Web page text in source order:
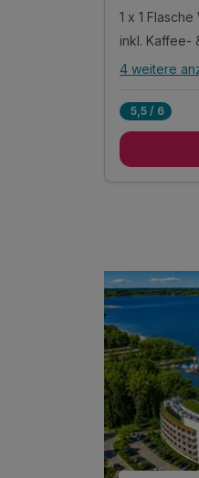
1 x 1
inkl. Kaffee-
Alle
5 x
Start
inkl.
inkl. WLAN
4 weitere
5,5 / 6